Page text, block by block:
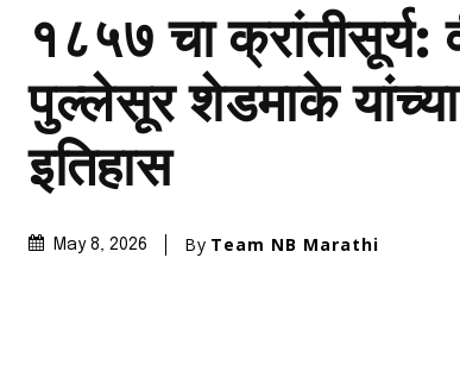
१८५७ चा क्रांतीसूर्य:
पुल्लेसूर शेडमाके यांच्या
इतिहास
May 8, 2026 By Team NB Marathi